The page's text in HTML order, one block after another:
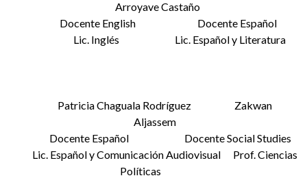
Arroyave Castaño
Docente English Docente Español
Lic. Inglés Lic. Español y Literatura
Patricia Chaguala Rodríguez Zakwan
Aljassem
Docente Español Docente Social Studies
Lic. Español y Comunicación Audiovisual Prof. Ciencias
Políticas